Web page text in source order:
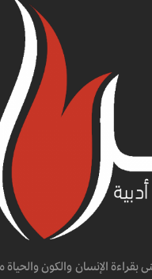
بقراءة الإنسان والكون